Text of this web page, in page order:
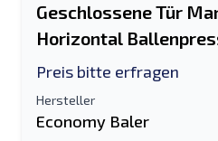
Geschlossene Tür
Horizontal
Preis bitte erfragen
Hersteller
Economy Baler